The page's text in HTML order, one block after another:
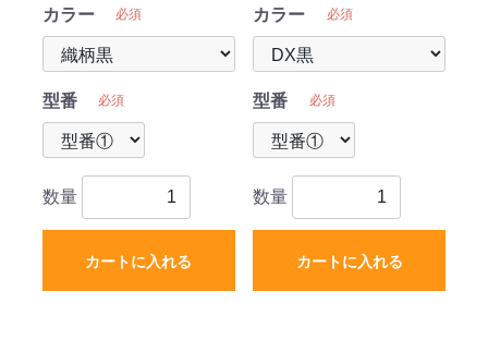
新品
カラー 必須
型番 必須
数量
カートに入れる
品
カラー 必須
型番 必須
数量
カートに入れる